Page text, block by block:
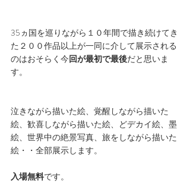
35ヵ国を巡りながら１０年間で描き続けてき
た２００作品以上が一同に介して展示される
のはおそらく今回が最初で最後だと思いま
す。
泣きながら描いた絵、覚醒しながら描いた
絵、歓喜しながら描いた絵、どデカイ絵、墨
絵、世界中の絶景写真、旅をしながら描いた
絵・・全部展示します。
入場無料です。